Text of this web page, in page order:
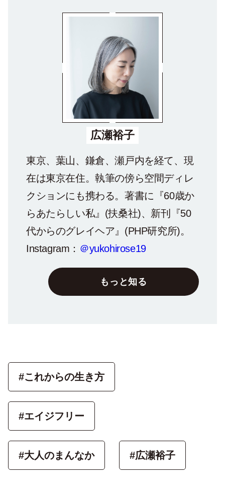
広瀬裕子
東京、葉山、鎌倉、瀬戸内を経て、現
在は東京在住。執筆の傍ら空間ディレ
クションにも携わる。著書に『60歳か
らあたらしい私』(扶桑社)、新刊『50
代からのグレイヘア』(PHP研究所)。
Instagram： ＠yukohirose19
もっと知る
#これからの生き方
#エイジフリー
#大人のまんなか #広瀬裕子